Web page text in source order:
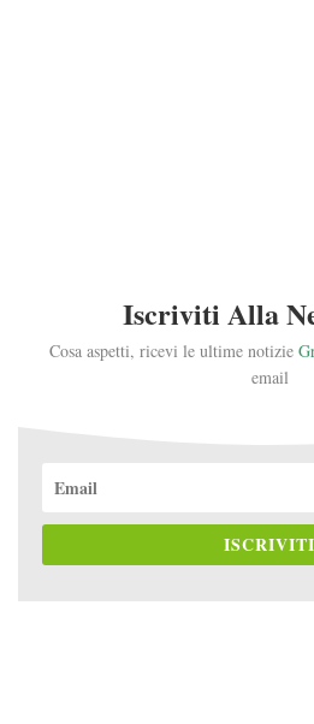
Iscriviti Alla
Cosa aspetti, ricevi le ultime notizie
email
ISCRIVITI